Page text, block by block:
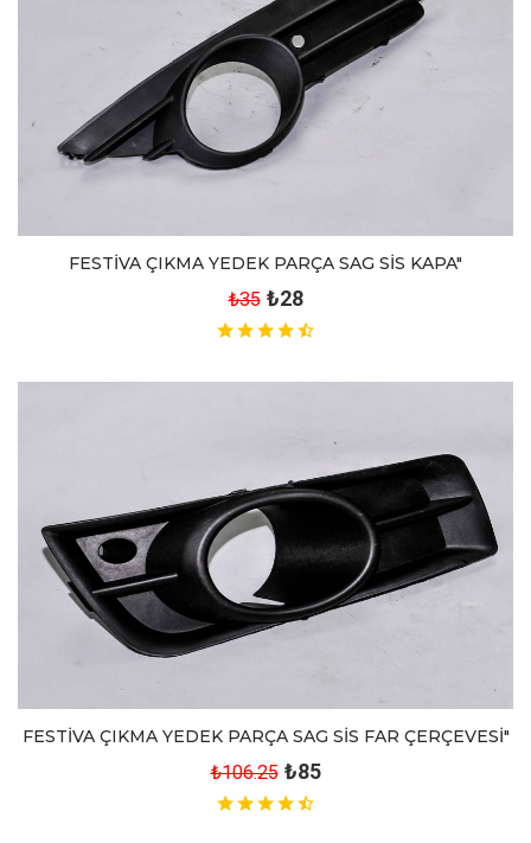
FESTİVA ÇIKMA YEDEK PARÇA SAG SİS KAPA"
₺35 ₺28
FESTİVA ÇIKMA YEDEK PARÇA SAG SİS FAR ÇERÇEVESİ"
₺106.25 ₺85